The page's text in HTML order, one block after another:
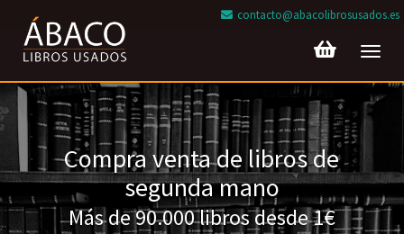
contacto@abacolibrosusados.es
Compra venta de libros de
segunda mano
Más de 90.000 libros desde 1€